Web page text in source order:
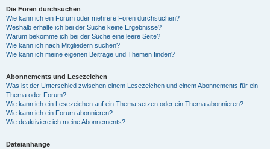
Die Foren durchsuchen
Wie kann ich ein Forum oder mehrere Foren durchsuchen?
Weshalb erhalte ich bei der Suche keine Ergebnisse?
Warum bekomme ich bei der Suche eine leere Seite?
Wie kann ich nach Mitgliedern suchen?
Wie kann ich meine eigenen Beiträge und Themen finden?
Abonnements und Lesezeichen
Was ist der Unterschied zwischen einem Lesezeichen und einem Abonnements für ein
Thema oder Forum?
Wie kann ich ein Lesezeichen auf ein Thema setzen oder ein Thema abonnieren?
Wie kann ich ein Forum abonnieren?
Wie deaktiviere ich meine Abonnements?
Dateianhänge